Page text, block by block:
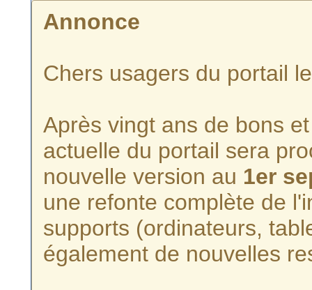
Annonce
Chers usagers du portail
Après vingt ans de bons
actuelle du portail sera
nouvelle version au 1er
une refonte complète de
supports (ordinateurs,
également de nouvelles